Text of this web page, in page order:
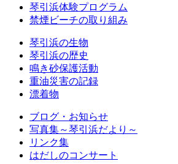
琴引浜体験プログラム
禁煙ビーチの取り組み
琴引浜の生物
琴引浜の歴史
鳴き砂保護活動
重油災害の記録
漂着物
ブログ・お知らせ
写真集～琴引浜だより～
リンク集
はだしのコンサート